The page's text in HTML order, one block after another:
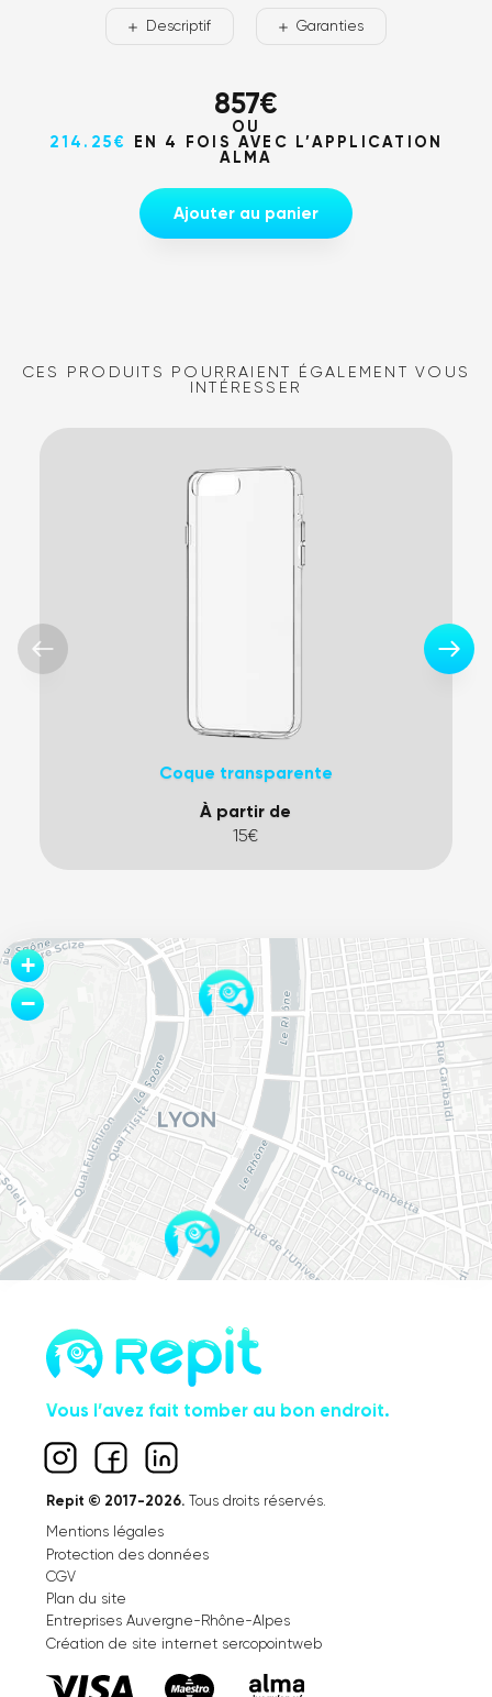
Descriptif Garanties
857€
OU
214.25€
EN 4 FOIS AVEC L’APPLICATION
ALMA
Ajouter au panier
CES PRODUITS POURRAIENT ÉGALEMENT VOUS
INTÉRESSER
Coque transparente
À partir de
15€
Vous l’avez fait tomber au bon endroit.
Repit © 2017-2026. Tous droits réservés.
Mentions légales
Protection des données
CGV
Plan du site
Entreprises Auvergne-Rhône-Alpes
Création de site internet sercopointweb
+
−